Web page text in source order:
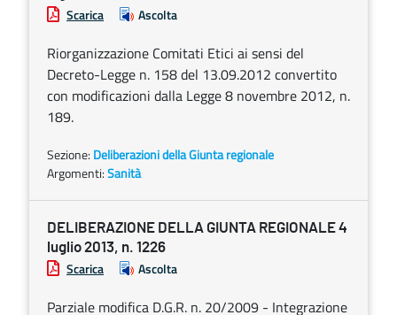
Scarica Ascolta
Riorganizzazione Comitati Etici ai sensi del
Decreto-Legge n. 158 del 13.09.2012 convertito
con modificazioni dalla Legge 8 novembre 2012, n.
189.
Sezione: Deliberazioni della Giunta regionale
Argomenti:Sanità
DELIBERAZIONE DELLA GIUNTA REGIONALE 4
luglio 2013, n. 1226
Scarica Ascolta
Parziale modifica D.G.R. n. 20/2009 - Integrazione